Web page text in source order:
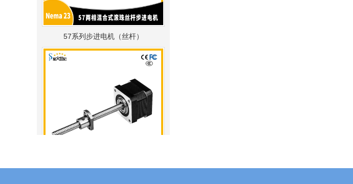
57系列步进电机（丝杆）
42系列步进电机（丝杆）